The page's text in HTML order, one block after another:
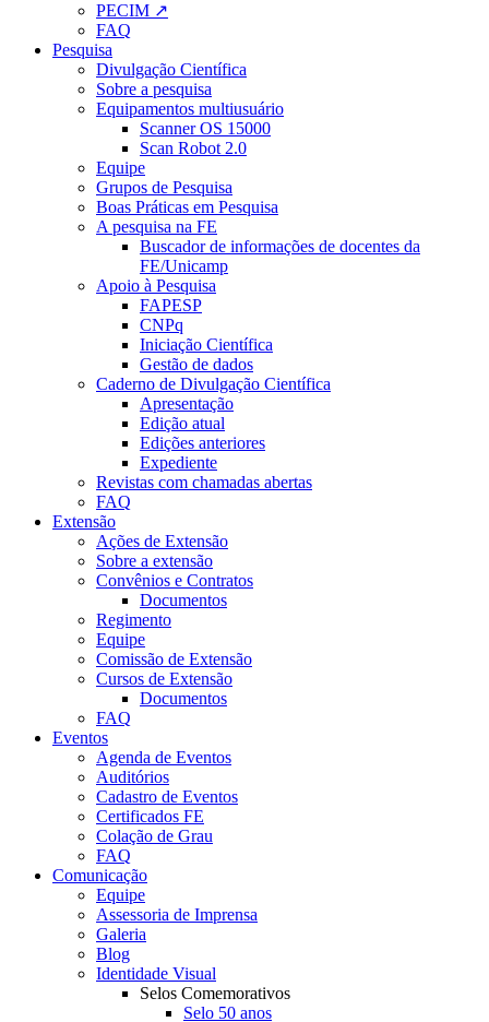
PECIM ↗
FAQ
Pesquisa
Divulgação Científica
Sobre a pesquisa
Equipamentos multiusuário
Scanner OS 15000
Scan Robot 2.0
Equipe
Grupos de Pesquisa
Boas Práticas em Pesquisa
A pesquisa na FE
Buscador de informações de docentes da
FE/Unicamp
Apoio à Pesquisa
FAPESP
CNPq
Iniciação Científica
Gestão de dados
Caderno de Divulgação Científica
Apresentação
Edição atual
Edições anteriores
Expediente
Revistas com chamadas abertas
FAQ
Extensão
Ações de Extensão
Sobre a extensão
Convênios e Contratos
Documentos
Regimento
Equipe
Comissão de Extensão
Cursos de Extensão
Documentos
FAQ
Eventos
Agenda de Eventos
Auditórios
Cadastro de Eventos
Certificados FE
Colação de Grau
FAQ
Comunicação
Equipe
Assessoria de Imprensa
Galeria
Blog
Identidade Visual
Selos Comemorativos
Selo 50 anos